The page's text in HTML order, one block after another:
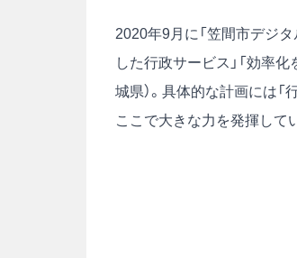
2020年9月に「笠間市デジタ
した行政サービス」「効率
城県）。具体的な計画には
ここで大きな力を発揮して